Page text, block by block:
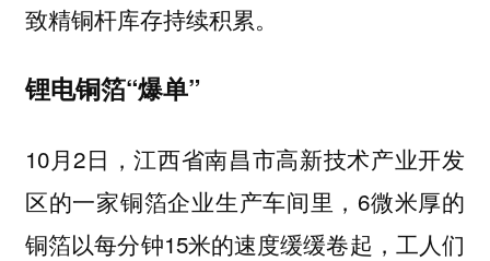
致精铜杆库存持续积累。
锂电铜箔“爆单”
10月2日，江西省南昌市高新技术产业开发
区的一家铜箔企业生产车间里，6微米厚的
铜箔以每分钟15米的速度缓缓卷起，工人们